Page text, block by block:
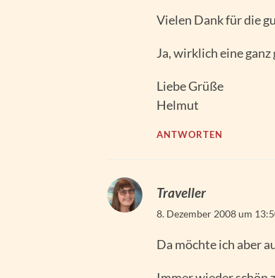
Vielen Dank für die
Ja, wirklich eine ganz
Liebe Grüße
Helmut
ANTWORTEN
Traveller
8. Dezember 2008 um
Da möchte ich aber